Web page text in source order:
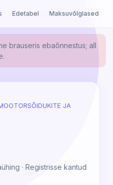
Edetabel Maksuvõlglased
brauseris ebaõnnestus; all
JA
· Registrisse kantud